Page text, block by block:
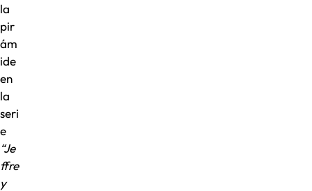
la
pir
ám
ide
en
la
seri
e
“Je
ffre
y